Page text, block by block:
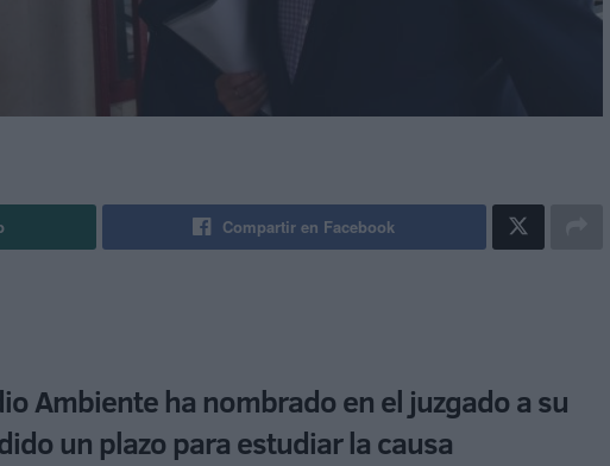
Compartir en Facebook
Ambiente ha nombrado en el juzgado a su
un plazo para estudiar la causa